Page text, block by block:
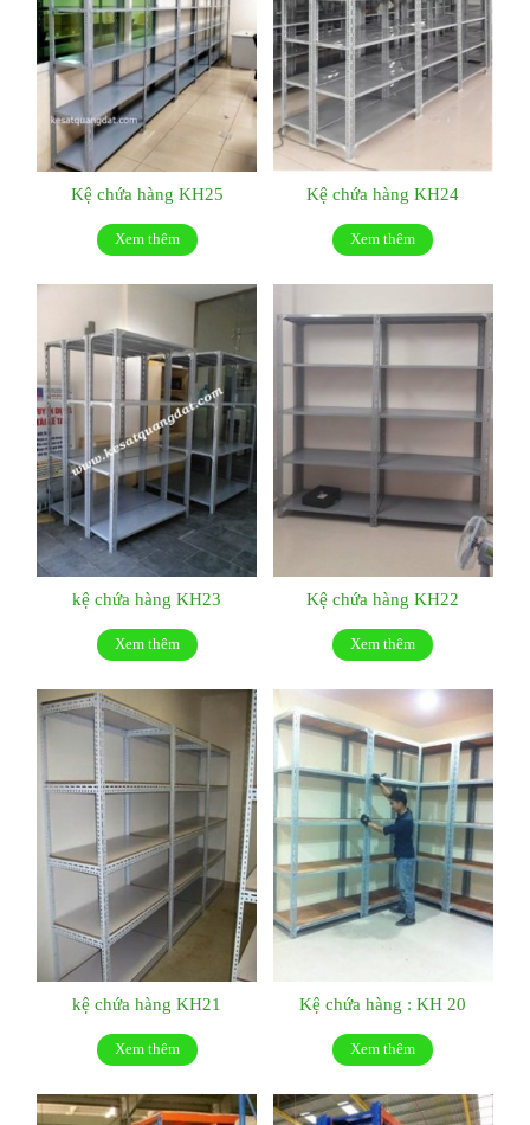
Kệ chứa hàng KH25
Xem thêm
Kệ chứa hàng KH24
Xem thêm
kệ chứa hàng KH23
Xem thêm
Kệ chứa hàng KH22
Xem thêm
kệ chứa hàng KH21
Xem thêm
Kệ chứa hàng : KH 20
Xem thêm